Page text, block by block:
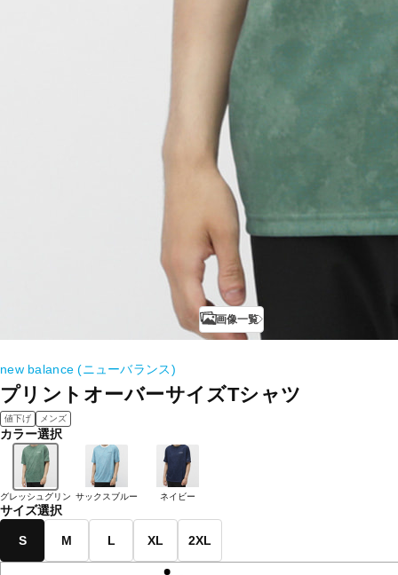
画像一覧
new balance (ニューバランス)
プリントオーバーサイズTシャツ
値下げ メンズ
カラー選択
グレッシュグリン サックスブルー ネイビー
サイズ選択
S M L XL 2XL